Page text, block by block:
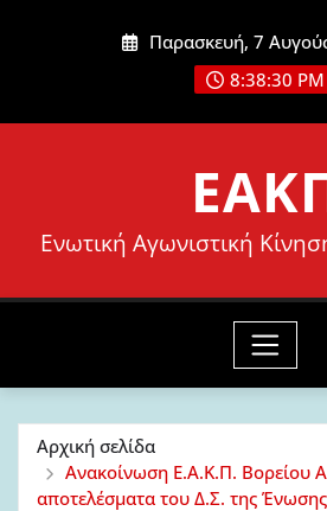
Παρασκευή, 7
8:38:31 PM
Ενωτική Αγωνιστική
Αρχική σελίδα
Ανακοίνωση Ε.Α.Κ.Π. Βορείου
αποτελέσματα του Δ.Σ. της